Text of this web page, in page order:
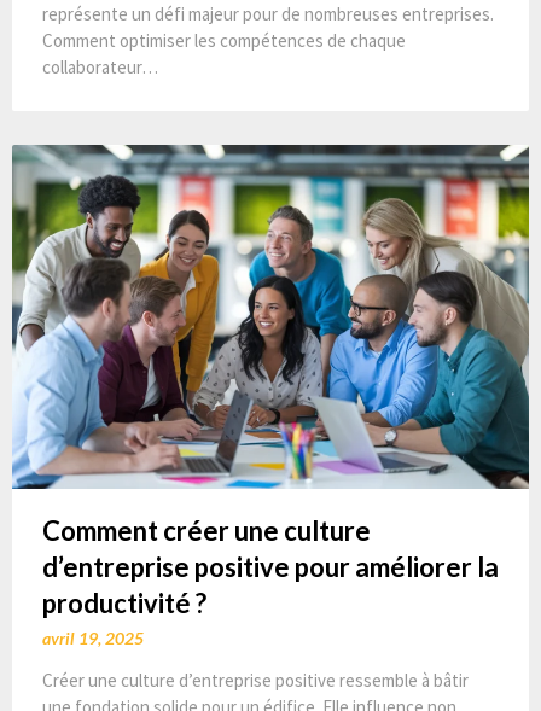
représente un défi majeur pour de nombreuses entreprises.
Comment optimiser les compétences de chaque
collaborateur…
Comment créer une culture
d’entreprise positive pour améliorer la
productivité ?
avril 19, 2025
Créer une culture d’entreprise positive ressemble à bâtir